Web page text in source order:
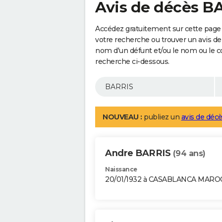
Avis de décès
Accédez gratuitement sur cette page
votre recherche ou trouver un avis
nom d'un défunt et/ou le nom ou le
recherche ci-dessous.
NOUVEAU : publiez un avis de
Andre BARRIS (94 ans)
Naissance
20/01/1932 à CASABLANCA